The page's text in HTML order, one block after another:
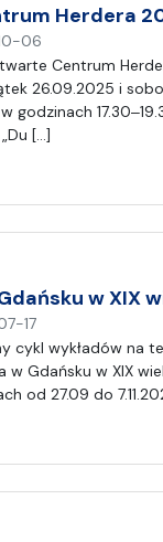
n
i
Herdera
06
a
p
i
s
(
n
a
Centrum
26.09.2025 i
godzinach
[…]
w XIX
17
a
p
i
ł
cykl wykładów na
Gdańsku w XIX
od 27.09 do